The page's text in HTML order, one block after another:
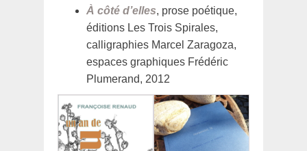
À côté d’elles, prose poétique,
éditions Les Trois Spirales,
calligraphies Marcel Zaragoza,
espaces graphiques Frédéric
Plumerand, 2012